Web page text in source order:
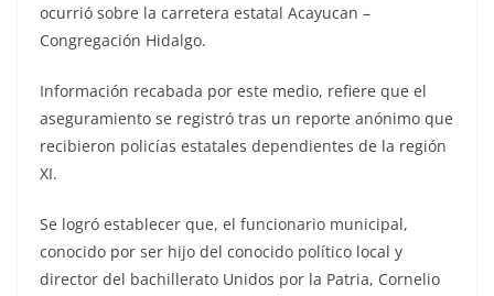
ocurrió sobre la carretera estatal Acayucan –
Congregación Hidalgo.
Información recabada por este medio, refiere que el
aseguramiento se registró tras un reporte anónimo que
recibieron policías estatales dependientes de la región
XI.
Se logró establecer que, el funcionario municipal,
conocido por ser hijo del conocido político local y
director del bachillerato Unidos por la Patria, Cornelio